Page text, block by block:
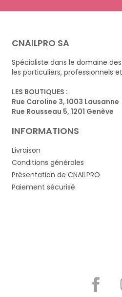
CNAILPRO SA
Spécialiste dans le domaine
les particuliers, professionnels
LES BOUTIQUES :
Rue Caroline 3, 1003 Lausanne
Rue Rousseau 5, 1201 Genève
INFORMATIONS
Livraison
Conditions générales
Présentation de CNAILPRO
Paiement sécurisé